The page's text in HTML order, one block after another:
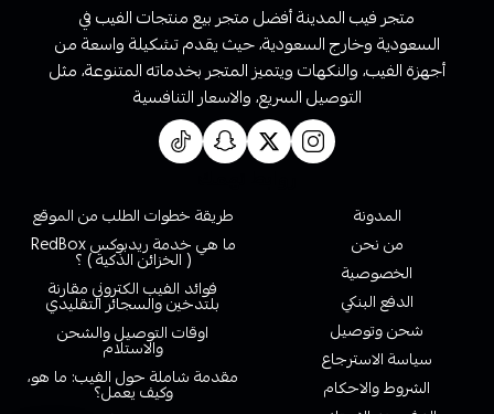
متجر فيب المدينة أفضل متجر بيع منتجات الفيب في
السعودية وخارج السعودية، حيث يقدم تشكيلة واسعة من
أجهزة الفيب، والنكهات ويتميز المتجر بخدماته المتنوعة، مثل
التوصيل السريع، والاسعار التنافسية
المدونة
من نحن
الخصوصية
الدفع البنكي
شحن وتوصيل
سياسة الاسترجاع
الشروط والاحكام
طريقة خطوات الطلب من الموقع
ما هي خدمة ريدبوكس RedBox
( الخزائن الذكية ) ؟
فوائد الفيب الكتروني مقارنة
بلتدخين والسجائر التقليدي
اوقات التوصيل والشحن
والاستلام
مقدمة شاملة حول الفيب: ما هو،
وكيف يعمل؟